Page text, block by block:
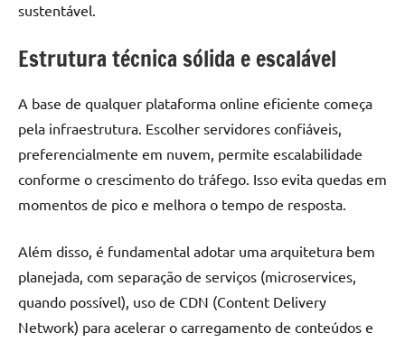
sustentável.
Estrutura técnica sólida e escalável
A base de qualquer plataforma online eficiente começa
pela infraestrutura. Escolher servidores confiáveis,
preferencialmente em nuvem, permite escalabilidade
conforme o crescimento do tráfego. Isso evita quedas em
momentos de pico e melhora o tempo de resposta.
Além disso, é fundamental adotar uma arquitetura bem
planejada, com separação de serviços (microservices,
quando possível), uso de CDN (Content Delivery
Network) para acelerar o carregamento de conteúdos e